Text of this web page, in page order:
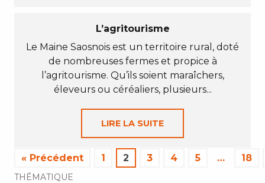
L’agritourisme
Le Maine Saosnois est un territoire rural, doté
de nombreuses fermes et propice à
l’agritourisme. Qu’ils soient maraîchers,
éleveurs ou céréaliers, plusieurs...
LIRE LA SUITE
« Précédent 1 2 3 4 5 … 18
THÉMATIQUE